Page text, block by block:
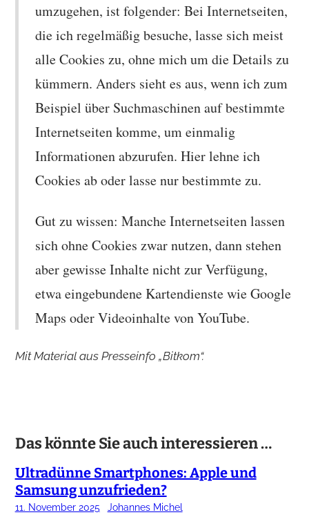
umzugehen, ist folgender: Bei Internetseiten,
die ich regelmäßig besuche, lasse sich meist
alle Cookies zu, ohne mich um die Details zu
kümmern. Anders sieht es aus, wenn ich zum
Beispiel über Suchmaschinen auf bestimmte
Internetseiten komme, um einmalig
Informationen abzurufen. Hier lehne ich
Cookies ab oder lasse nur bestimmte zu.
Gut zu wissen: Manche Internetseiten lassen
sich ohne Cookies zwar nutzen, dann stehen
aber gewisse Inhalte nicht zur Verfügung,
etwa eingebundene Kartendienste wie Google
Maps oder Videoinhalte von YouTube.
Mit Material aus Presseinfo „Bitkom“.
Das könnte Sie auch interessieren …
Ultradünne Smartphones: Apple und
Samsung unzufrieden?
11. November 2025 Johannes Michel